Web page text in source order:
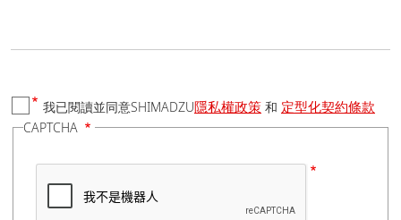
國家/地區
我已閱讀並同意SHIMADZU隱私權政策 和 定型化契約條款
CAPTCHA